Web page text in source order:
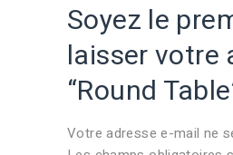
Soyez le
laisser votre
“Round
Votre adresse e-mail ne